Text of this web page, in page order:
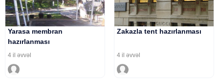
Yarasa membran
hazırlanması
4 il əvvəl
Zakazla tent hazırlanması
4 il əvvəl